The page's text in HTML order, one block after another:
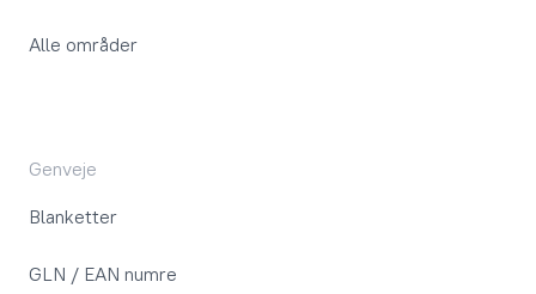
Alle områder
Genveje
Blanketter
GLN / EAN numre